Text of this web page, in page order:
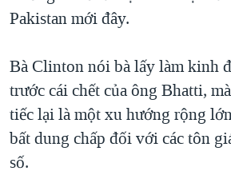
Pakistan mới đây.
Bà Clinton nói bà lấy làm kinh
trước cái chết của ông Bhatti,
tiếc lại là một xu hướng rộng
bất dung chấp đối với các tôn
số.